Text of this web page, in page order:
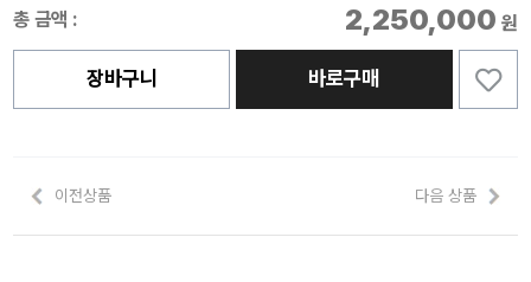
총 금액 : 2,250,000 원
장바구니 바로구매
이전상품 다음 상품